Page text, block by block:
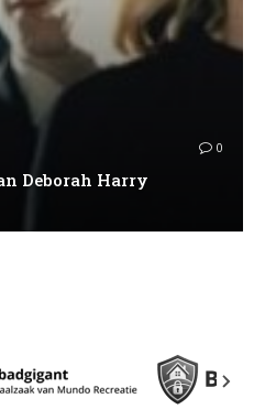
0
Deborah Harry